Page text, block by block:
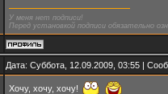
У меня нет подписи!
Перед установкой подписи обязательно
Дата: Суббота, 12.09.2009, 03:55 |
Хочу, хочу, хочу!